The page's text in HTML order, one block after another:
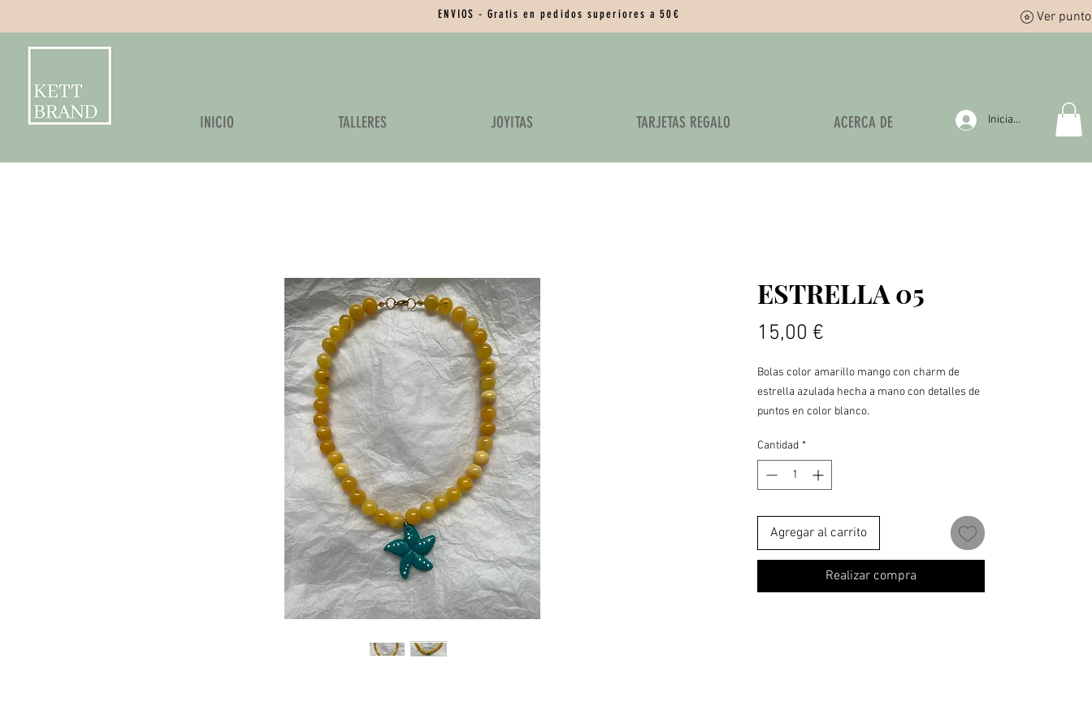
ENVIOS - Gratis en pedidos superiores a 50€ Ver
Kettbrand
ESTRELLA 05
15,00 €
Bolas color amarillo mango con charm de
estrella azulada hecha a mano con detalles de
puntos en color blanco.
Cantidad *
Agregar al carrito
Realizar compra
INICIO TALLERES JOYITAS TARJETAS REGALO ACERCA DE Iniciar sesión